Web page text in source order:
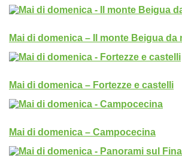
Mai di domenica – Il monte Beigua da
Mai di domenica – Fortezze e castelli
Mai di domenica – Campocecina